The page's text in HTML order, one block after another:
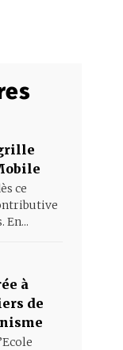
ce
En...
à
de